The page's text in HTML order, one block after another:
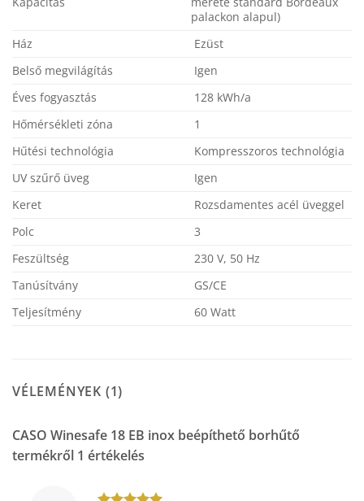
palackon alapul)
Ház
Ezüst
Belső megvilágítás
Igen
Éves fogyasztás
128 kWh/a
Hőmérsékleti zóna
1
Hűtési technológia
Kompresszoros technológia
UV szűrő üveg
Igen
Keret
Rozsdamentes acél üveggel
Polc
3
Feszültség
230 V, 50 Hz
Tanúsítvány
GS/CE
Teljesítmény
60 Watt
VÉLEMÉNYEK (1)
CASO Winesafe 18 EB inox beépíthető borhűtő
termékről 1 értékelés